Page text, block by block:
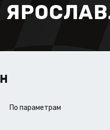
По параметрам